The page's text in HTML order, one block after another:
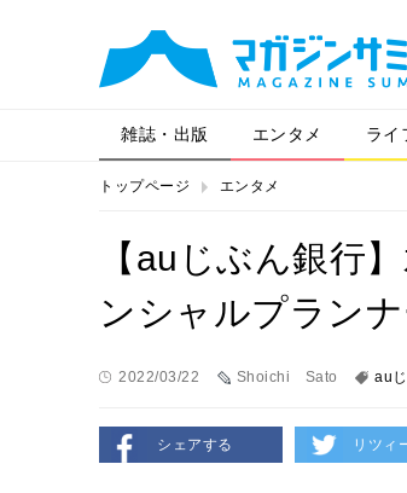
雑誌・出版 エンタメ ライ
トップページ エンタメ
【auじぶん銀行
ンシャルプランナ
2022/03/22 Shoichi Sato au
シェアする リツィ